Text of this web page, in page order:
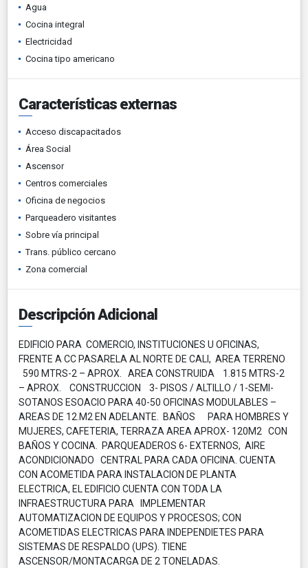
Agua
Cocina integral
Electricidad
Cocina tipo americano
Características externas
Acceso discapacitados
Área Social
Ascensor
Centros comerciales
Oficina de negocios
Parqueadero visitantes
Sobre vía principal
Trans. público cercano
Zona comercial
Descripción Adicional
EDIFICIO PARA COMERCIO, INSTITUCIONES U OFICINAS,
FRENTE A CC PASARELA AL NORTE DE CALI, AREA TERRENO
590 MTRS-2 – APROX. AREA CONSTRUIDA 1.815 MTRS-2
– APROX. CONSTRUCCION 3- PISOS / ALTILLO / 1-SEMI-
SOTANOS ESOACIO PARA 40-50 OFICINAS MODULABLES –
AREAS DE 12.M2 EN ADELANTE. BAÑOS PARA HOMBRES Y
MUJERES, CAFETERIA, TERRAZA AREA APROX- 120M2 CON
BAÑOS Y COCINA. PARQUEADEROS 6- EXTERNOS, AIRE
ACONDICIONADO CENTRAL PARA CADA OFICINA. CUENTA
CON ACOMETIDA PARA INSTALACION DE PLANTA
ELECTRICA, EL EDIFICIO CUENTA CON TODA LA
INFRAESTRUCTURA PARA IMPLEMENTAR
AUTOMATIZACION DE EQUIPOS Y PROCESOS; CON
ACOMETIDAS ELECTRICAS PARA INDEPENDIETES PARA
SISTEMAS DE RESPALDO (UPS). TIENE
ASCENSOR/MONTACARGA DE 2 TONELADAS.